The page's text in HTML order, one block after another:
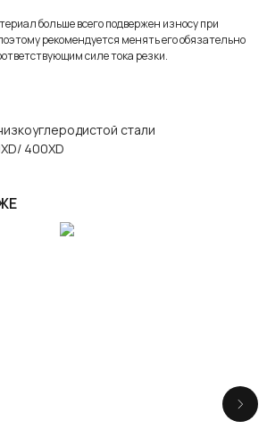
больше всего подвержен износу при
рекомендуется менять его обязательно
силе тока резки.
стали
400XD